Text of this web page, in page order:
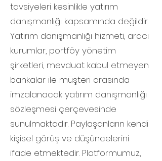
tavsiyeleri kesinlikle yatırım
danışmanlığı kapsamında değildir.
Yatırım danışmanlığı hizmeti, aracı
kurumlar, portföy yönetim
şirketleri, mevduat kabul etmeyen
bankalar ile müşteri arasında
imzalanacak yatırım danışmanlığı
sözleşmesi çerçevesinde
sunulmaktadır. Paylaşanların kendi
kişisel görüş ve düşüncelerini
ifade etmektedir. Platformumuz,